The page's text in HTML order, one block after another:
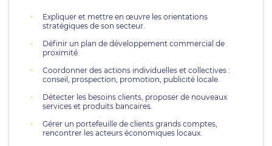
Expliquer et mettre en œuvre les orientations
stratégiques de son secteur.
Définir un plan de développement commercial de
proximité.
Coordonner des actions individuelles et collectives :
conseil, prospection, promotion, publicité locale.
Détecter les besoins clients, proposer de nouveaux
services et produits bancaires.
Gérer un portefeuille de clients grands comptes,
rencontrer les acteurs économiques locaux.